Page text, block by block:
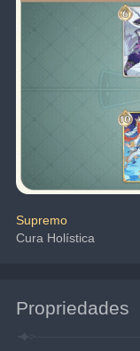
Supremo
Cura Holística
Propriedades